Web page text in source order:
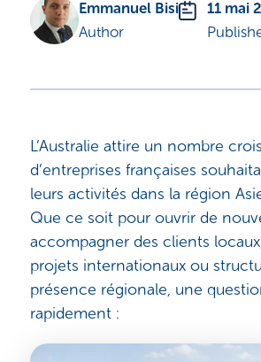
Emmanuel Bisi
Author
11 mai
L’Australie attire un nombre
d’entreprises françaises
leurs activités dans la région
Que ce soit pour ouvrir de
accompagner des clients
projets internationaux ou
présence régionale, une
rapidement :